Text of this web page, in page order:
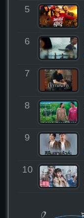
5
6
7
8
9
10